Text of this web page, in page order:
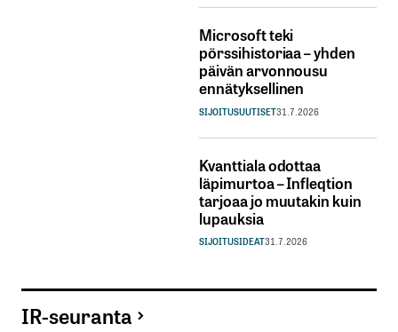
Microsoft teki
pörssihistoriaa – yhden
päivän arvonnousu
ennätyksellinen
SIJOITUSUUTISET31.7.2026
Kvanttiala odottaa
läpimurtoa – Infleqtion
tarjoaa jo muutakin kuin
lupauksia
SIJOITUSIDEAT31.7.2026
IR-seuranta